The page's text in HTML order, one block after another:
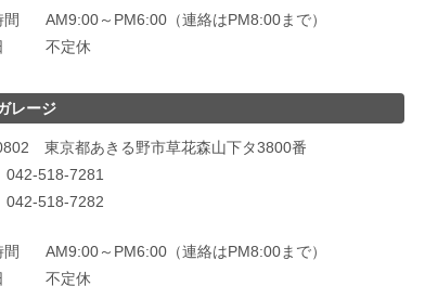
間
AM9:00～PM6:00（連絡はPM8:00まで）
不定休
レージ
東京都あきる野市草花森山下タ3800番
042-518-7281
042-518-7282
間
AM9:00～PM6:00（連絡はPM8:00まで）
不定休